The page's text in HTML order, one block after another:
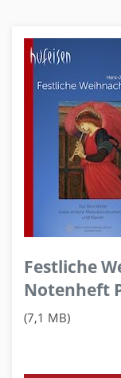
Festliche
Notenheft
(7,1 MB)